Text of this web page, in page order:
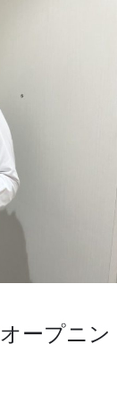
ープニン